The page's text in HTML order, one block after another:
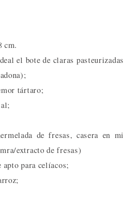
cm.
el bote de claras pasteurizadas
tártaro;
de fresas, casera en mi
extracto de fresas)
apto para celíacos;